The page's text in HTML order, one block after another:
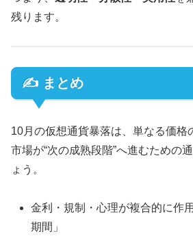
残ります。
✍️ まとめ
10月の仮想通貨暴落は、単なる価格
市場が“次の成熟段階”へ進むための
ょう。
金利・規制・心理が複合的に作
期間」